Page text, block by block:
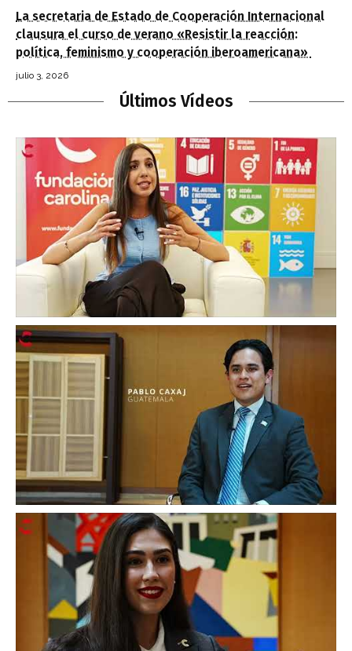
La secretaria de Estado de Cooperación Internacional
clausura el curso de verano «Resistir la reacción:
política, feminismo y cooperación iberoamericana»
julio 3, 2026
Últimos Vídeos